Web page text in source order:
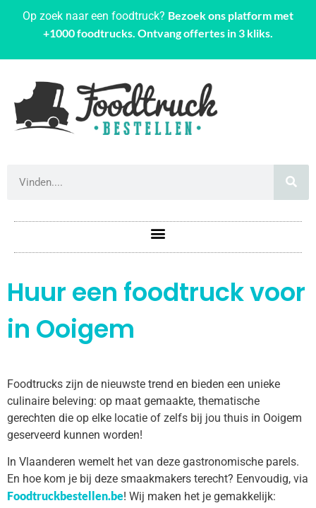
Op zoek naar een foodtruck? Bezoek ons platform met
+1000 foodtrucks. Ontvang offertes in 3 kliks.
Huur een foodtruck voor
in Ooigem
Foodtrucks zijn de nieuwste trend en bieden een unieke
culinaire beleving: op maat gemaakte, thematische
gerechten die op elke locatie of zelfs bij jou thuis in Ooigem
geserveerd kunnen worden!
In Vlaanderen wemelt het van deze gastronomische parels.
En hoe kom je bij deze smaakmakers terecht? Eenvoudig, via
Foodtruckbestellen.be! Wij maken het je gemakkelijk: